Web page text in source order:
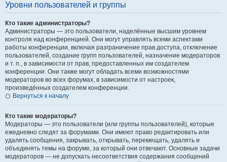
Уровни пользователей и группы
Кто такие администраторы?
Администраторы — это пользователи, наделённые высшим уровнем
контроля над конференцией. Они могут управлять всеми аспектами
работы конференции, включая разграничение прав доступа, отключение
пользователей, создание групп пользователей, назначение модераторов
и т. п., в зависимости от прав, предоставленных им создателем
конференции. Они также могут обладать всеми возможностями
модераторов во всех форумах, в зависимости от настроек,
произведённых создателем конференции.
Вернуться к началу
Кто такие модераторы?
Модераторы — это пользователи (или группы пользователей), которые
ежедневно следят за форумами. Они имеют право редактировать или
удалять сообщения, закрывать, открывать, перемещать, удалять и
объединять темы на форуме, за который они отвечают. Основные задачи
модераторов — не допускать несоответствия содержания сообщений